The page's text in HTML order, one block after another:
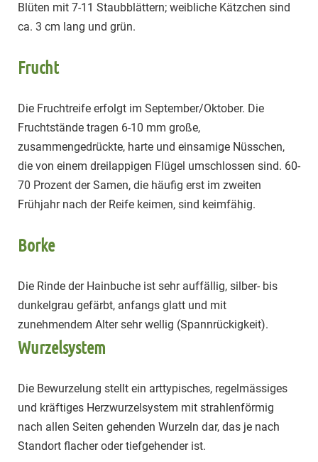
Blüten mit 7-11 Staubblättern; weibliche Kätzchen sind
ca. 3 cm lang und grün.
Frucht
Die Fruchtreife erfolgt im September/Oktober. Die
Fruchtstände tragen 6-10 mm große,
zusammengedrückte, harte und einsamige Nüsschen,
die von einem dreilappigen Flügel umschlossen sind. 60-
70 Prozent der Samen, die häufig erst im zweiten
Frühjahr nach der Reife keimen, sind keimfähig.
Borke
Die Rinde der Hainbuche ist sehr auffällig, silber- bis
dunkelgrau gefärbt, anfangs glatt und mit
zunehmendem Alter sehr wellig (Spannrückigkeit).
Wurzelsystem
Die Bewurzelung stellt ein arttypisches, regelmässiges
und kräftiges Herzwurzelsystem mit strahlenförmig
nach allen Seiten gehenden Wurzeln dar, das je nach
Standort flacher oder tiefgehender ist.